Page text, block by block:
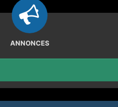
ANNONCES